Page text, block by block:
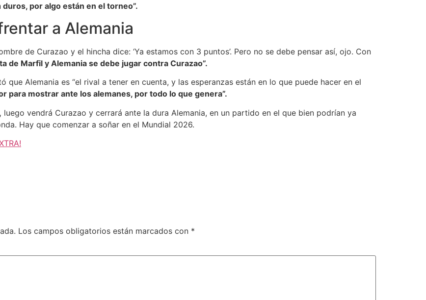
por algo están en el torneo”.
a Alemania
de Curazao y el hincha dice: ‘Ya estamos con 3 puntos’. Pero no se debe pensar así, ojo. Con
de Marfil y Alemania se debe jugar contra Curazao”.
Alemania es “el rival a tener en cuenta, y las esperanzas están en lo que puede hacer en el
para mostrar ante los alemanes, por todo lo que genera”.
luego vendrá Curazao y cerrará ante la dura Alemania, en un partido en el que bien podrían ya
Hay que comenzar a soñar en el Mundial 2026.
Los campos obligatorios están marcados con *